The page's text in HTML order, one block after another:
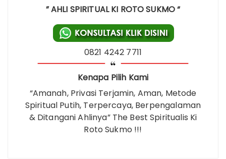
” AHLI SPIRITUAL KI ROTO SUKMO “
0821 4242 7711
Kenapa Pilih Kami
“Amanah, Privasi Terjamin, Aman, Metode
Spiritual Putih, Terpercaya, Berpengalaman
& Ditangani Ahlinya” The Best Spiritualis Ki
Roto Sukmo !!!